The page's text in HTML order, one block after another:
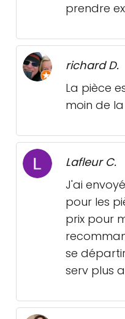
prendre
richard D.
La pièce
moin de
Lafleur C.
J'ai
pour les
prix pour
se
serv plus